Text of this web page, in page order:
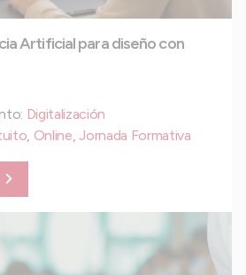
Artificial para diseño con
Digitalización
Online ,Jornada Formativa